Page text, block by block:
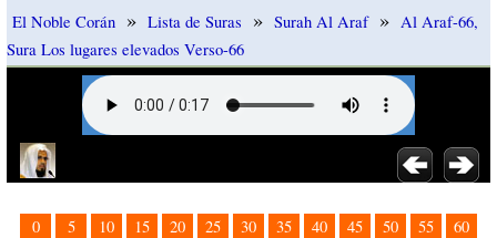
El Noble Corán » Lista de Suras » Surah Al Araf » Al Araf-66,
Sura Los lugares elevados Verso-66
0 5 10 15 20 25 30 35 40 45 50 55
60